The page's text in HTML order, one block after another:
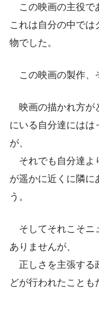
この映画の主役で
これは自分の中では
物でした。
この映画の製作、
映画の描かれ方が
にいる自分達にはは
が、
それでも自分達よ
が遥かに近くに隣に
う。
そしてそれこそニ
ありませんが、
正しさを主張する
どが行われたことも